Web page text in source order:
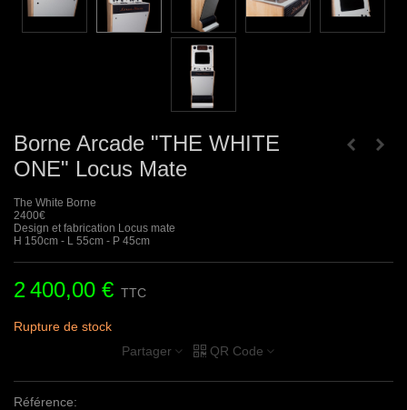
Borne Arcade "THE WHITE
ONE" Locus Mate
The White Borne
2400€
Design et fabrication Locus mate
H 150cm - L 55cm - P 45cm
2 400,00 € TTC
Rupture de stock
Partager
QR Code
Référence: